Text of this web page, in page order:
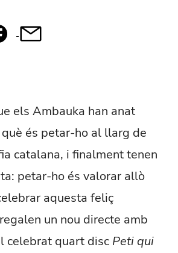
els Ambauka han anat
és petar-ho al llarg de
catalana, i finalment tenen
petar-ho és valorar allò
aquesta feliç
un nou directe amb
celebrat quart disc Peti qui